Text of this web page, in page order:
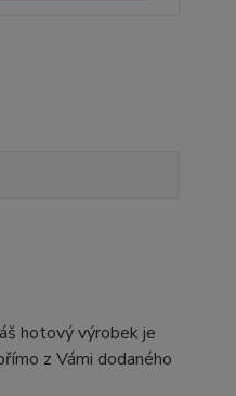
hotový výrobek je
z Vámi dodaného